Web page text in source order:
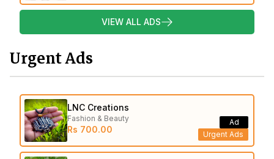
VIEW ALL ADS
Urgent Ads
LNC Creations
Fashion & Beauty
Rs 700.00 Urgent Ads
Ad